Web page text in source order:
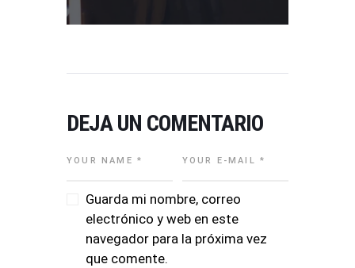
DEJA UN COMENTARIO
Guarda mi nombre, correo
electrónico y web en este
navegador para la próxima vez
que comente.